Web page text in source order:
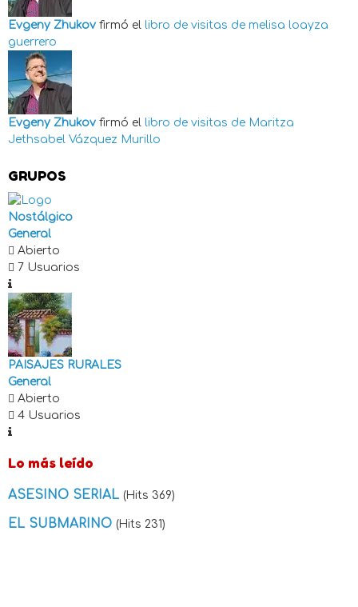
Evgeny Zhukov firmó el libro de visitas de melisa loayza
guerrero
Evgeny Zhukov firmó el libro de visitas de Maritza
Jethsabel Vázquez Murillo
GRUPOS
Nostálgico
General
Abierto
7 Usuarios
PAISAJES RURALES
General
Abierto
4 Usuarios
Lo más leído
ASESINO SERIAL (Hits 369)
EL SUBMARINO (Hits 231)